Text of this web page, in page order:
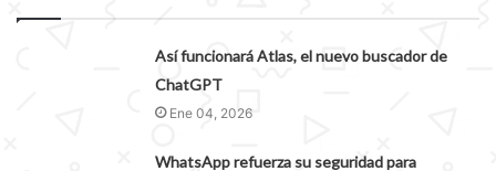
Así funcionará Atlas, el nuevo buscador de
ChatGPT
Ene 04, 2026
WhatsApp refuerza su seguridad para